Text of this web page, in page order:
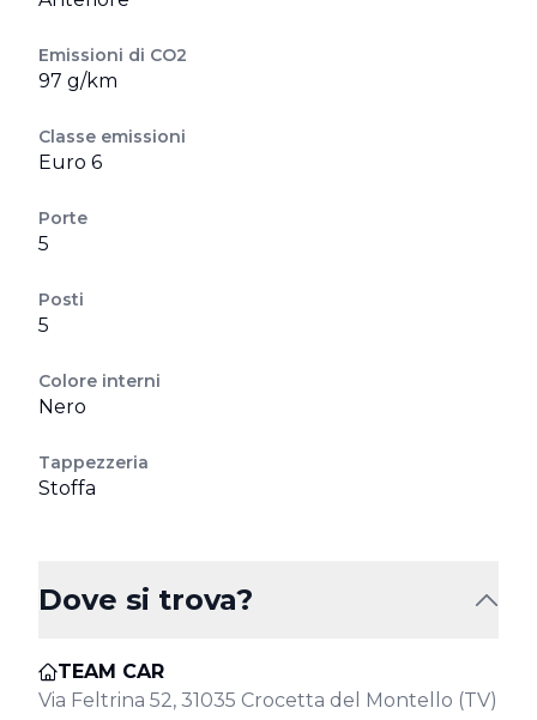
Emissioni di CO2
97 g/km
Classe emissioni
Euro 6
Porte
5
Posti
5
Colore interni
Nero
Tappezzeria
Stoffa
Dove si trova?
TEAM CAR
Via Feltrina 52, 31035 Crocetta del Montello (TV)